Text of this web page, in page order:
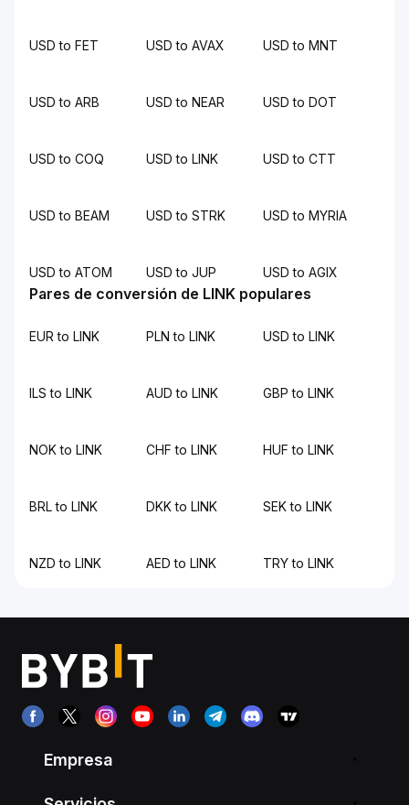
USD to FET USD to AVAX USD to MNT
USD to ARB USD to NEAR USD to DOT
USD to COQ USD to LINK USD to CTT
USD to BEAM USD to STRK USD to MYRIA
USD to ATOM USD to JUP USD to AGIX
Pares de conversión de LINK populares
EUR to LINK PLN to LINK USD to LINK
ILS to LINK AUD to LINK GBP to LINK
NOK to LINK CHF to LINK HUF to LINK
BRL to LINK DKK to LINK SEK to LINK
NZD to LINK AED to LINK TRY to LINK
Empresa